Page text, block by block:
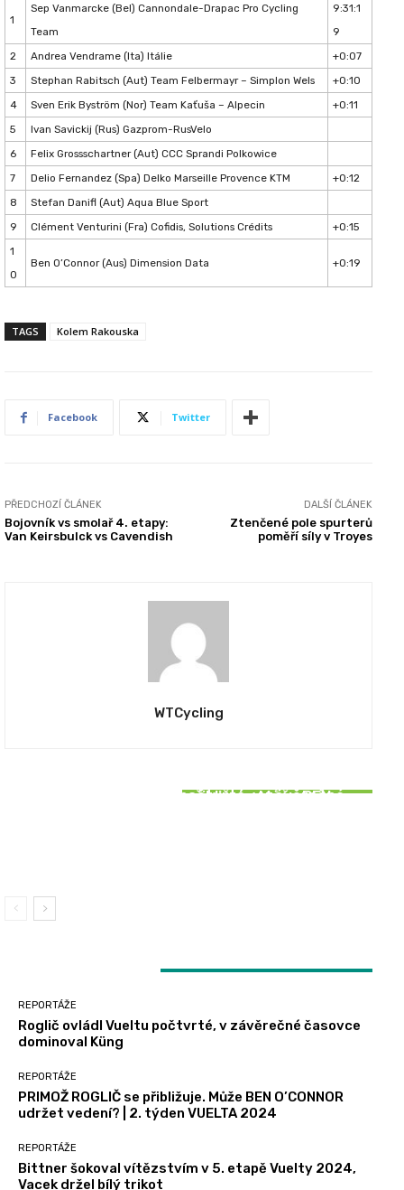
1
Sep Vanmarcke (Bel) Cannondale-Drapac Pro Cycling
Team
9:31:1
9
2
Andrea Vendrame (Ita) Itálie
+0:07
3
Stephan Rabitsch (Aut) Team Felbermayr – Simplon Wels
+0:10
4
Sven Erik Byström (Nor) Team Kaťuša – Alpecin
+0:11
5
Ivan Savickij (Rus) Gazprom-RusVelo
6
Felix Grossschartner (Aut) CCC Sprandi Polkowice
7
Delio Fernandez (Spa) Delko Marseille Provence KTM
+0:12
8
Stefan Danifl (Aut) Aqua Blue Sport
9
Clément Venturini (Fra) Cofidis, Solutions Crédits
+0:15
1
0
Ben O’Connor (Aus) Dimension Data +0:19
TAGS Kolem Rakouska
Facebook Twitter
PŘEDCHOZÍ ČLÁNEK
Bojovník vs smolař 4. etapy:
Van Keirsbulck vs Cavendish
DALŠÍ ČLÁNEK
Ztenčené pole spurterů
poměří síly v Troyes
WTCycling
Roglič ovládl Vueltu počtvrté, v závěrečné
PRIMOŽ ROGLIČ se přibližuje. Může BEN
REPORTÁŽE
Roglič ovládl Vueltu počtvrté, v závěrečné časovce
dominoval Küng
REPORTÁŽE
PRIMOŽ ROGLIČ se přibližuje. Může BEN O’CONNOR
udržet vedení? | 2. týden VUELTA 2024
REPORTÁŽE
Bittner šokoval vítězstvím v 5. etapě Vuelty 2024,
Vacek držel bílý trikot